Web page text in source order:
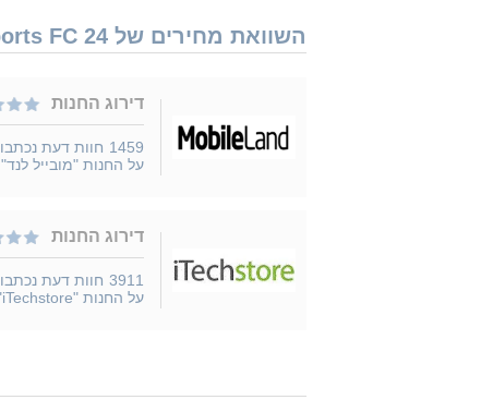
השוואת מחירים של Nintendo Switch EA Sports FC 24 נמכר ב 2 חנויות
דירוג החנות
1459 חוות דעת נכתבו
על החנות "מובייל לנד"
דירוג החנות
3911 חוות דעת נכתבו
על החנות "iTechstore"